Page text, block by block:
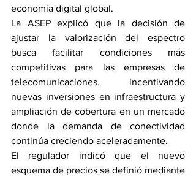
economía digital global.
La ASEP explicó que la decisión de
ajustar la valorización del espectro
busca facilitar condiciones más
competitivas para las empresas de
telecomunicaciones, incentivando
nuevas inversiones en infraestructura y
ampliación de cobertura en un mercado
donde la demanda de conectividad
continúa creciendo aceleradamente.
El regulador indicó que el nuevo
esquema de precios se definió mediante